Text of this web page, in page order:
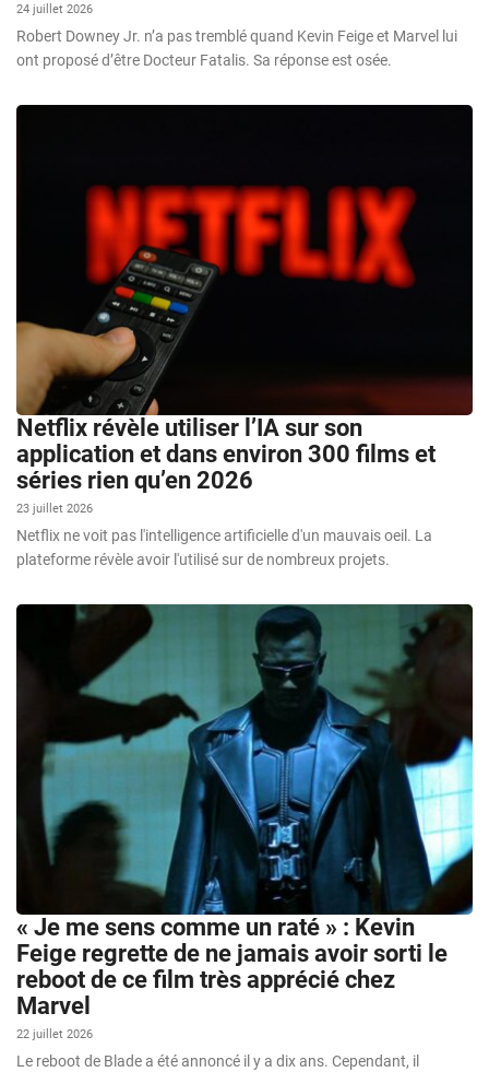
24 juillet 2026
Robert Downey Jr. n’a pas tremblé quand Kevin Feige et Marvel lui
ont proposé d’être Docteur Fatalis. Sa réponse est osée.
Netflix révèle utiliser l’IA sur son
application et dans environ 300 films et
séries rien qu’en 2026
23 juillet 2026
Netflix ne voit pas l'intelligence artificielle d'un mauvais oeil. La
plateforme révèle avoir l'utilisé sur de nombreux projets.
« Je me sens comme un raté » : Kevin
Feige regrette de ne jamais avoir sorti le
reboot de ce film très apprécié chez
Marvel
22 juillet 2026
Le reboot de Blade a été annoncé il y a dix ans. Cependant, il